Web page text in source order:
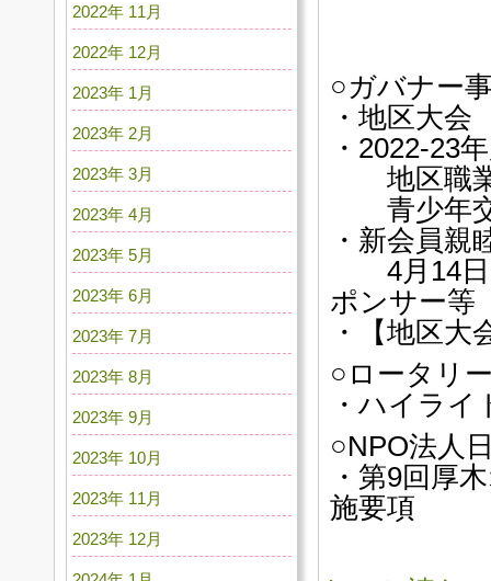
○ガバナー
・地区大
・2022-23
地区職
青少年
・新会員
4月14日
ポンサー等
・【地区大
○ロータリ
・ハイラ
○NPO法人
・第9回厚
施要項
2022年 11月
2022年 12月
2023年 1月
2023年 2月
2023年 3月
2023年 4月
2023年 5月
2023年 6月
2023年 7月
2023年 8月
2023年 9月
2023年 10月
2023年 11月
2023年 12月